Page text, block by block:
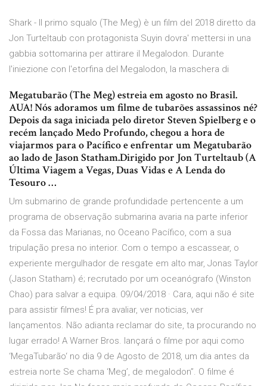
Shark - Il primo squalo (The Meg) è un film del 2018 diretto da
Jon Turteltaub con protagonista Suyin dovra' mettersi in una
gabbia sottomarina per attirare il Megalodon. Durante
l'iniezione con l'etorfina del Megalodon, la maschera di
Megatubarão (The Meg) estreia em agosto no Brasil.
AUA! Nós adoramos um filme de tubarões assassinos né?
Depois da saga iniciada pelo diretor Steven Spielberg e o
recém lançado Medo Profundo, chegou a hora de
viajarmos para o Pacífico e enfrentar um Megatubarão
ao lado de Jason Statham.Dirigido por Jon Turteltaub (A
Última Viagem a Vegas, Duas Vidas e A Lenda do
Tesouro …
Um submarino de grande profundidade pertencente a um
programa de observação submarina avaria na parte inferior
da Fossa das Marianas, no Oceano Pacífico, com a sua
tripulação presa no interior. Com o tempo a escassear, o
experiente mergulhador de resgate em alto mar, Jonas Taylor
(Jason Statham) é; recrutado por um oceanógrafo (Winston
Chao) para salvar a equipa. 09/04/2018 · Cara, aqui não é site
para assistir filmes! É pra avaliar, ver noticias, ver
lançamentos. Não adianta reclamar do site, ta procurando no
lugar errado! A Warner Bros. lançará o filme por aqui como
‘MegaTubarão‘ no dia 9 de Agosto de 2018, um dia antes da
estreia norte Se chama ‘Meg’, de megalodon”. O filme é